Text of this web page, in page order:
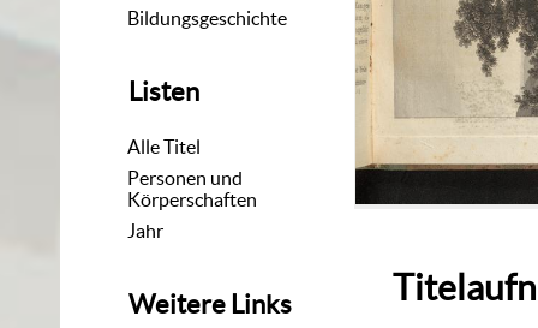
Bildungsgeschichte
Listen
Alle Titel
Personen und
Körperschaften
Jahr
Weitere Links